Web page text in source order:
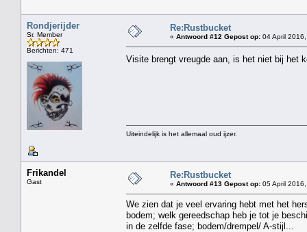
Rondjerijder
Sr. Member
Berichten: 471
Re:Rustbucket
« Antwoord #12 Gepost op: 04 April
Visite brengt vreugde aan, is het niet bij het
Uiteindelijk is het allemaal oud ijzer.
Frikandel
Gast
Re:Rustbucket
« Antwoord #13 Gepost op: 05 April
We zien dat je veel ervaring hebt met het
bodem; welk gereedschap heb je tot je
in de zelfde fase; bodem/drempel/ A-stijl...